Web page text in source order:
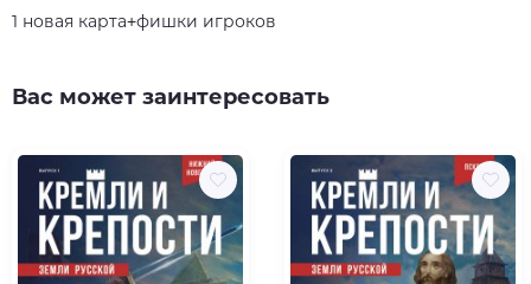
1 новая карта+фишки игроков
Вас может заинтересовать